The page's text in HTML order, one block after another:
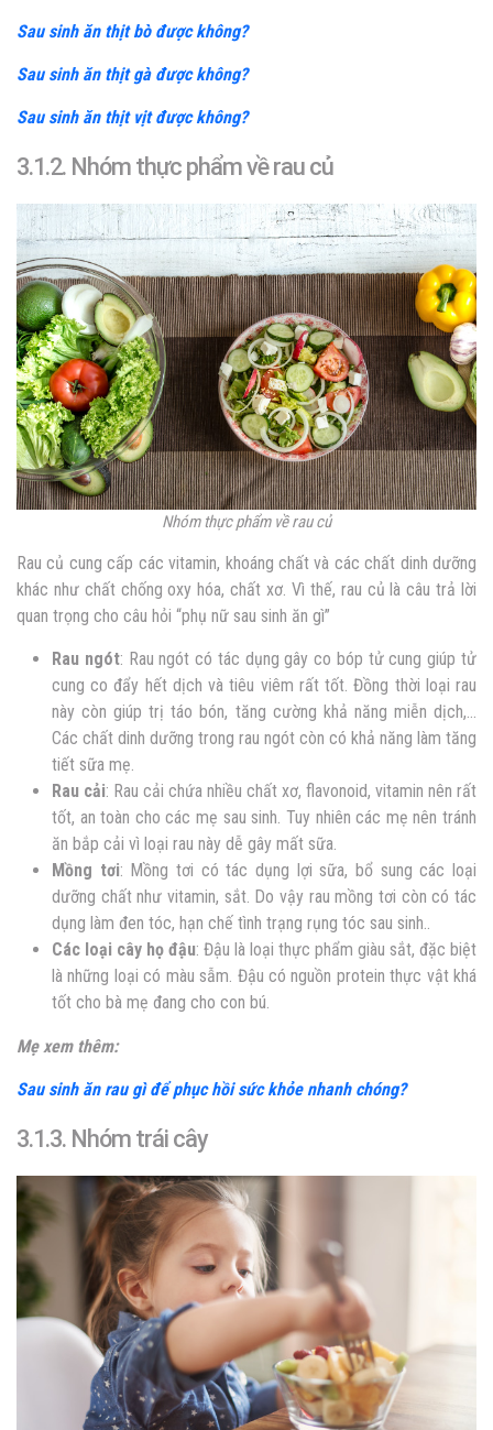
Sau sinh ăn thịt bò được không?
Sau sinh ăn thịt gà được không?
Sau sinh ăn thịt vịt được không?
3.1.2. Nhóm thực phẩm về rau củ
Nhóm thực phẩm về rau củ
Rau củ cung cấp các vitamin, khoáng chất và các chất dinh dưỡng
khác như chất chống oxy hóa, chất xơ. Vì thế, rau củ là câu trả lời
quan trọng cho câu hỏi “phụ nữ sau sinh ăn gì”
Rau ngót: Rau ngót có tác dụng gây co bóp tử cung giúp tử
cung co đẩy hết dịch và tiêu viêm rất tốt. Đồng thời loại rau
này còn giúp trị táo bón, tăng cường khả năng miễn dịch,…
Các chất dinh dưỡng trong rau ngót còn có khả năng làm tăng
tiết sữa mẹ.
Rau cải: Rau cải chứa nhiều chất xơ, flavonoid, vitamin nên rất
tốt, an toàn cho các mẹ sau sinh. Tuy nhiên các mẹ nên tránh
ăn bắp cải vì loại rau này dễ gây mất sữa.
Mồng tơi: Mồng tơi có tác dụng lợi sữa, bổ sung các loại
dưỡng chất như vitamin, sắt. Do vậy rau mồng tơi còn có tác
dụng làm đen tóc, hạn chế tình trạng rụng tóc sau sinh..
Các loại cây họ đậu: Đậu là loại thực phẩm giàu sắt, đặc biệt
là những loại có màu sẫm. Đậu có nguồn protein thực vật khá
tốt cho bà mẹ đang cho con bú.
Mẹ xem thêm:
Sau sinh ăn rau gì để phục hồi sức khỏe nhanh chóng?
3.1.3. Nhóm trái cây